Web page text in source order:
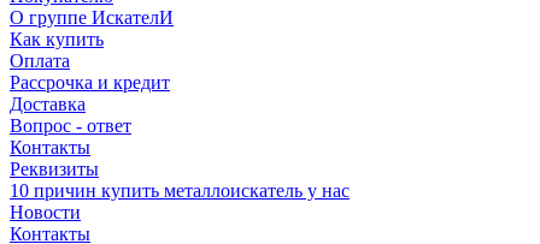
О группе ИскателИ
Как купить
Оплата
Рассрочка и кредит
Доставка
Вопрос - ответ
Контакты
Реквизиты
10 причин купить металлоискатель у нас
Новости
Контакты